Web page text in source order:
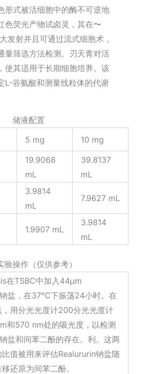
形式被活细胞中的酶不可逆地
色荧光产物试卤灵，其在〜
发射并且可通过流式细胞术，
量筛选方法检测。刃天青对活
使其适用于长期细胞培养。该
L-谷氨酸和测量线粒体的代谢
储液配置
5 mg
10 mg
19.9068
mL
39.8137
mL
3.9814
mL
7.9627 mL
1.9907 mL
3.9814
mL
验操作（仅供参考）
在TSBC中加入44μm
盐，在37℃下振荡24小时。在
用分光光度计200分光光度计
和570 nm处的吸光度，以检测
盐和间苯二酚的存在。利。这两
值被用来评估Realururin钠盐随
还原为间苯二酚。